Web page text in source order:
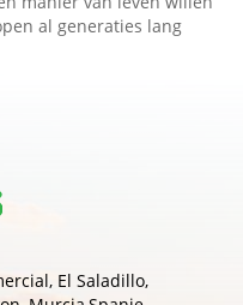
al generaties lang
El Saladillo,